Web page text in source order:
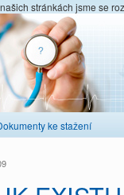
stránkách jsme se
ke stažení